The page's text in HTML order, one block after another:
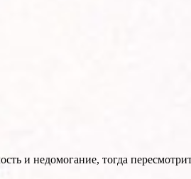
и недомогание, тогда